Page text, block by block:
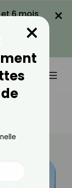
et 6 mois
×
×